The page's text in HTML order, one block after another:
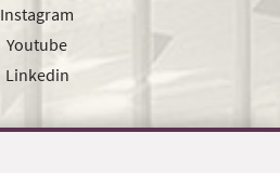
Instagram
Youtube
Linkedin